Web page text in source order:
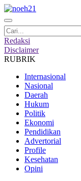
Redaksi
Disclaimer
RUBRIK
Internasional
Nasional
Daerah
Hukum
Politik
Ekonomi
Pendidikan
Advertorial
Profile
Kesehatan
Opini